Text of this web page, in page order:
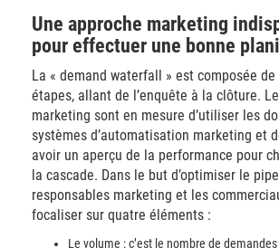
Une approche marketing
pour effectuer une bonne
La « demand waterfall » est composée
étapes, allant de l’enquête à la clôture.
marketing sont en mesure d’utiliser les
systèmes d’automatisation marketing et
avoir un aperçu de la performance pour
la cascade. Dans le but d’optimiser le
responsables marketing et les
focaliser sur quatre éléments :
Le volume : c’est le nombre de demandes